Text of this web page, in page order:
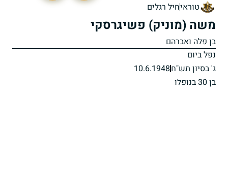
טוראיחיל רגלים
משה (מוניק) פשיגרסקי
בן פלה ואברהם
נפל ביום
ג' בסיון תש"ח10.6.1948
בן 30 בנופלו